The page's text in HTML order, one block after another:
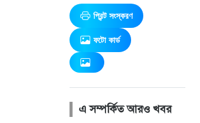
প্রিন্ট সংস্করণ
ফটো কার্ড
এ সম্পর্কিত আরও খবর